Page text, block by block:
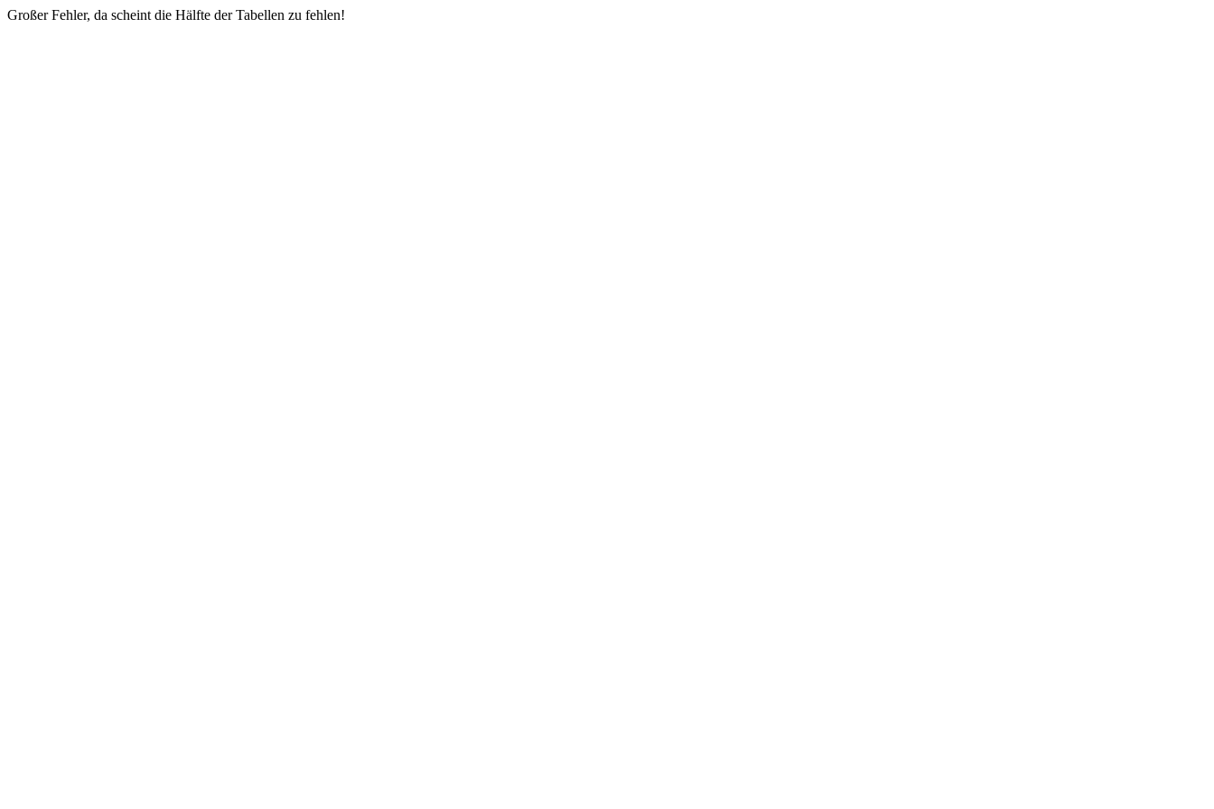
Großer Fehler, da scheint die Hälfte der Tabellen zu fehlen!